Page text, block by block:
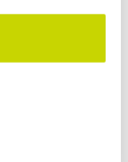
facendo clic